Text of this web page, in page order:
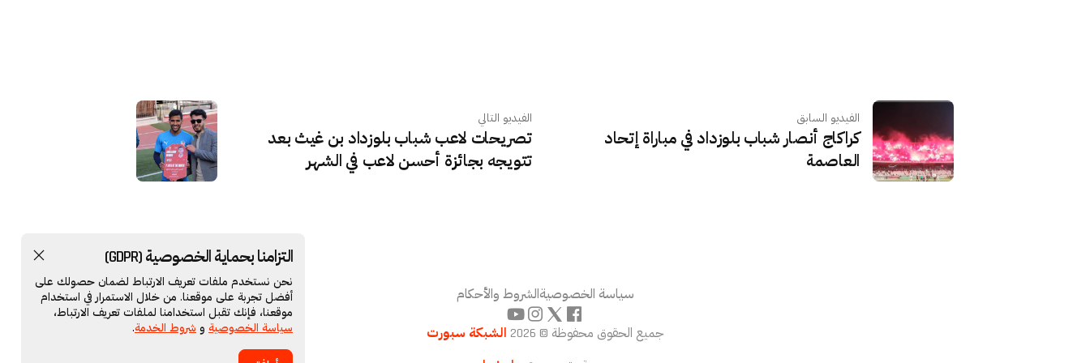
التزامنا بحماية الخصوصية (GDPR)
نحن نستخدم ملفات تعريف الارتباط لضمان حصولك على
أفضل تجربة على موقعنا. من خلال الاستمرار في استخدام
موقعنا، فإنك تقبل استخدامنا لملفات تعريف الارتباط،
سياسة الخصوصية و شروط الخدمة.
الفيديو السابق
كراكاج أنصار شباب بلوزداد في مباراة إتحاد
العاصمة
الفيديو التالي
تصريحات لاعب شباب بلوزداد بن غيث بعد
تتويجه بجائزة أحسن لاعب في الشهر
سياسة الخصوصيةالشروط والأحكام
جميع الحقوق محفوظة © 2026
الشبكة سبورت